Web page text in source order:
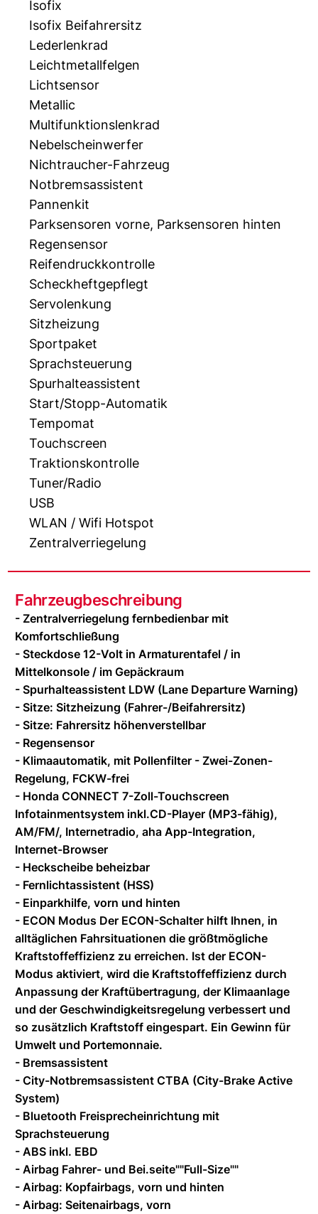
Isofix
Isofix Beifahrersitz
Lederlenkrad
Leichtmetallfelgen
Lichtsensor
Metallic
Multifunktionslenkrad
Nebelscheinwerfer
Nichtraucher-Fahrzeug
Notbremsassistent
Pannenkit
Parksensoren vorne, Parksensoren hinten
Regensensor
Reifendruckkontrolle
Scheckheftgepflegt
Servolenkung
Sitzheizung
Sportpaket
Sprachsteuerung
Spurhalteassistent
Start/Stopp-Automatik
Tempomat
Touchscreen
Traktionskontrolle
Tuner/Radio
USB
WLAN / Wifi Hotspot
Zentralverriegelung
Fahrzeugbeschreibung
- Zentralverriegelung fernbedienbar mit
Komfortschließung
- Steckdose 12-Volt in Armaturentafel / in
Mittelkonsole / im Gepäckraum
- Spurhalteassistent LDW (Lane Departure Warning)
- Sitze: Sitzheizung (Fahrer-/Beifahrersitz)
- Sitze: Fahrersitz höhenverstellbar
- Regensensor
- Klimaautomatik, mit Pollenfilter - Zwei-Zonen-
Regelung, FCKW-frei
- Honda CONNECT 7-Zoll-Touchscreen
Infotainmentsystem inkl.CD-Player (MP3-fähig),
AM/FM/, Internetradio, aha App-Integration,
Internet-Browser
- Heckscheibe beheizbar
- Fernlichtassistent (HSS)
- Einparkhilfe, vorn und hinten
- ECON Modus Der ECON-Schalter hilft Ihnen, in
alltäglichen Fahrsituationen die größtmögliche
Kraftstoffeffizienz zu erreichen. Ist der ECON-
Modus aktiviert, wird die Kraftstoffeffizienz durch
Anpassung der Kraftübertragung, der Klimaanlage
und der Geschwindigkeitsregelung verbessert und
so zusätzlich Kraftstoff eingespart. Ein Gewinn für
Umwelt und Portemonnaie.
- Bremsassistent
- City-Notbremsassistent CTBA (City-Brake Active
System)
- Bluetooth Freisprecheinrichtung mit
Sprachsteuerung
- ABS inkl. EBD
- Airbag Fahrer- und Bei.seite""Full-Size""
- Airbag: Kopfairbags, vorn und hinten
- Airbag: Seitenairbags, vorn